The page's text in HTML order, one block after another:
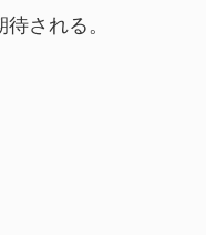
される。